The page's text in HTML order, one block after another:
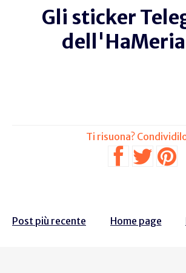
Gli sticker
Post più recente Home page